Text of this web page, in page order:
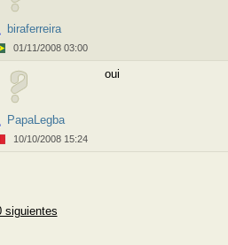
biraferreira
01/11/2008 03:00
PapaLegba
10/10/2008 15:24
oui
siguientes